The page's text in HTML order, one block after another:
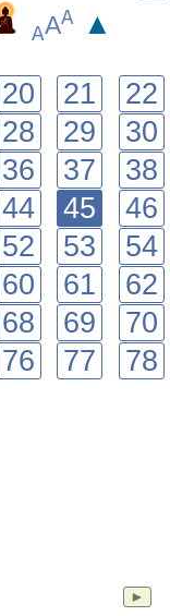
►
AAA ▲
20 21
22
28 29
30
36 37
38
44 45
46
52 53
54
60 61
62
68 69
70
76 77
78